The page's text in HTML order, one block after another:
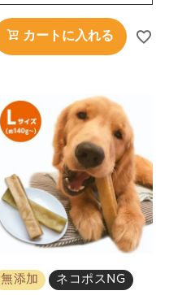
カートに入れる
無添加 ネコポスNG